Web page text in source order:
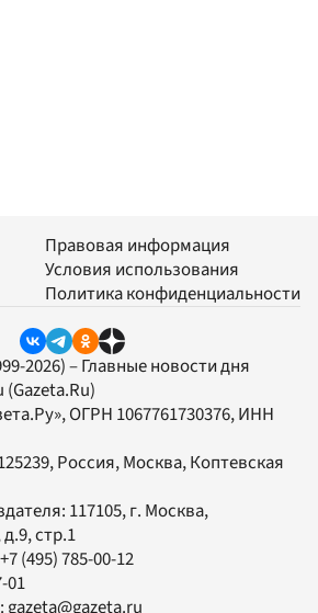
Правовая информация
Условия использования
Политика конфиденциальности
2026) – Главные новости дня
(Gazeta.Ru)
, ОГРН 1067761730376, ИНН
Россия, Москва, Коптевская
117105, г. Москва,
стр.1
+7 (495) 785-00-12
01
gazeta@gazeta.ru